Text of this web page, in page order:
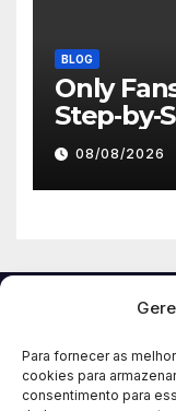
Para fornecer as
cookies para
consentimento para
BLOG
Only
Secure,
08/08/2026